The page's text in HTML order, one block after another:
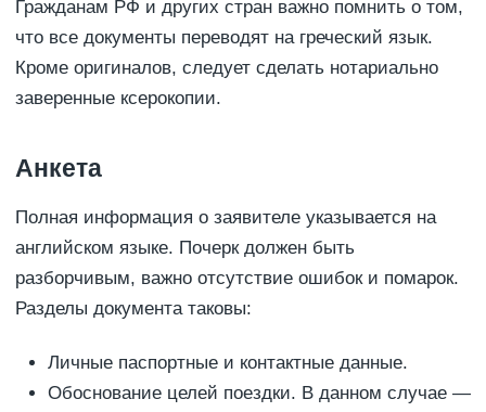
Гражданам РФ и других стран важно помнить о том,
что все документы переводят на греческий язык.
Кроме оригиналов, следует сделать нотариально
заверенные ксерокопии.
Анкета
Полная информация о заявителе указывается на
английском языке. Почерк должен быть
разборчивым, важно отсутствие ошибок и помарок.
Разделы документа таковы:
Личные паспортные и контактные данные.
Обоснование целей поездки. В данном случае —